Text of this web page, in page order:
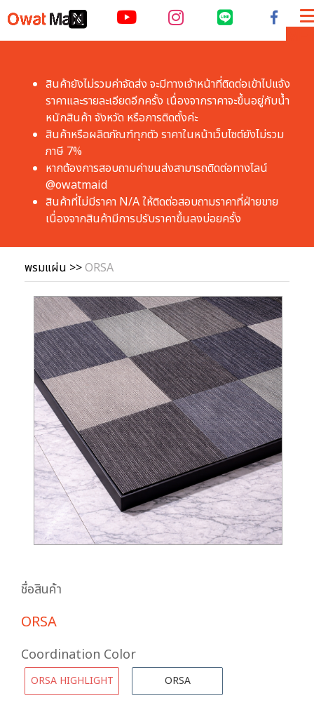
สินค้ายังไม่รวมค่าจัดส่ง จะมีทางเจ้าหน้าที่ติดต่อเข้าไปแจ้ง
ราคาและรายละเอียดอีกครั้ง เนื่องจากราคาจะขึ้นอยู่กับน้ำ
หนักสินค้า จังหวัด หรือการติดตั้งค่ะ
สินค้าหรือผลิตภัณฑ์ทุกตัว ราคาในหน้าเว็บไซต์ยังไม่รวม
ภาษี 7%
หากต้องการสอบถามค่าขนส่งสามารถติดต่อทางไลน์
@owatmaid
สินค้าที่ไม่มีราคา N/A ให้ติดต่อสอบถามราคาที่ฝ่ายขาย
เนื่องจากสินค้ามีการปรับราคาขึ้นลงบ่อยครั้ง
พรมแผ่น >>ORSA
ชื่อสินค้า
ORSA
Coordination Color
ORSA HIGHLIGHT ORSA